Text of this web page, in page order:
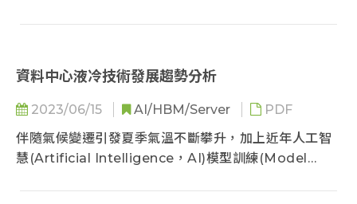
資料中心液冷技術發展趨勢分析
2023/06/15 AI/HBM/Server
PDF
伴隨氣候變遷引發夏季氣溫不斷攀升，加上近年人工智
慧(Artificial Intelligence，AI)模型訓練(Model